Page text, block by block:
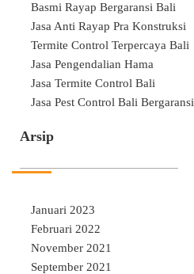
Basmi Rayap Bergaransi Bali
Jasa Anti Rayap Pra Konstruksi
Termite Control Terpercaya Bali
Jasa Pengendalian Hama
Jasa Termite Control Bali
Jasa Pest Control Bali Bergaransi
Arsip
Januari 2023
Februari 2022
November 2021
September 2021